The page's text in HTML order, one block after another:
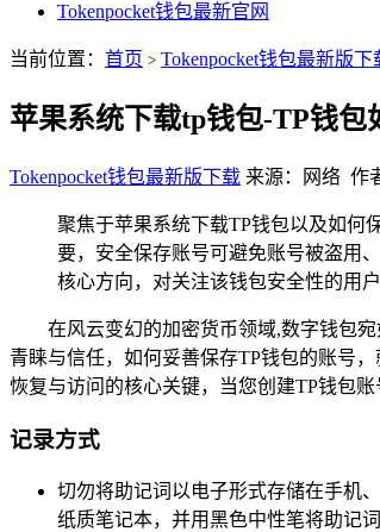
Tokenpocket钱包最新官网
当前位置： 首页 > Tokenpocket钱包最新版下
苹果系统下载tp钱包-TP钱
Tokenpocket钱包最新版下载 来源：网络 作
聚焦于苹果系统下载TP钱包以及如何
要，安全保存账号可避免账号被盗用
核心方向，对关注该钱包安全性的用
在风云变幻的加密货币领域,数字钱包
青睐与信任，如何妥善保存TP钱包的账号
恢复与访问的核心关键，当您创建TP钱包
记录方式
切勿将助记词以电子形式存储在手机
纸质笔记本，并用黑色中性笔将助记